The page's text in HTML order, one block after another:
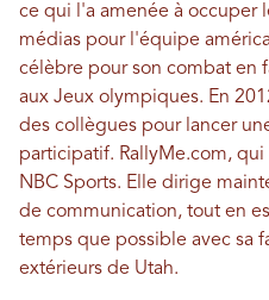
ce qui l'a amenée à occuper
médias pour l'équipe
célèbre pour son combat en
aux Jeux olympiques. En
des collègues pour lancer
participatif. RallyMe.com, qui
NBC Sports. Elle dirige
de communication, tout en
temps que possible avec sa
extérieurs de Utah.